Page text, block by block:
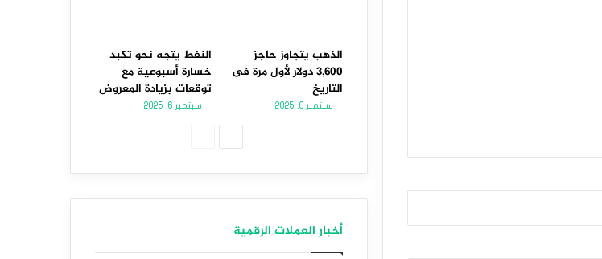
الذهب يتجاوز حاجز
3,600 دولار لأول مرة فى
التاريخ
سبتمبر 8, 2025
النفط يتجه نحو تكبد
خسارة أسبوعية مع
توقعات بزيادة المعروض
سبتمبر 6, 2025
أخبار العملات الرقمية